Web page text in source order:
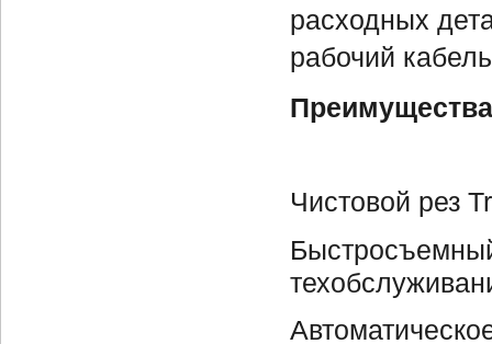
расходных
рабочий
Преимущества
Чистовой рез